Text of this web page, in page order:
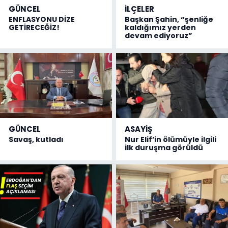
GÜNCEL
ENFLASYONU DİZE
GETİRECEĞİZ!
İLÇELER
Başkan Şahin, “şenliğe
kaldığımız yerden
devam ediyoruz”
GÜNCEL
Savaş, kutladı
ASAYİŞ
Nur Elif’in ölümüyle ilgili
ilk duruşma görüldü